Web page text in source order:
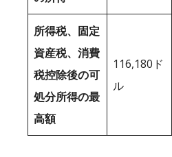
所得税、固定
資産税、消費
税控除後の可
処分所得の最
高額
116,180ド
ル